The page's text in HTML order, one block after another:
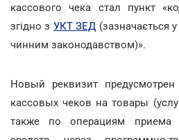
кассового чека стал пункт
згідно з УКТ ЗЕД (зазначається
чинним законодавством)».
Новый реквизит
кассовых чеков на товары
также по операциям приема